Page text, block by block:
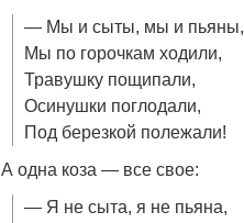
— Мы и сыты, мы и пьяны,
Мы по горочкам ходили,
Травушку пощипали,
Осинушки поглодали,
Под березкой полежали!
А одна коза — все свое:
— Я не сыта, я не пьяна,